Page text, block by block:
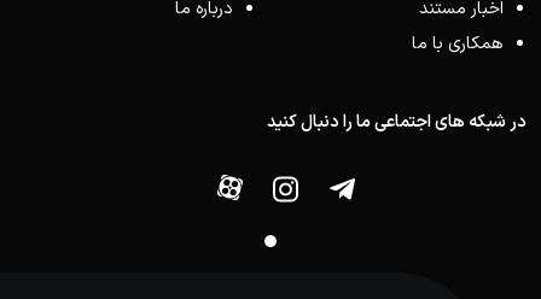
اخبار مستند
همکاری با ما
درباره ما
در شبکه های اجتماعی ما را دنبال کنید